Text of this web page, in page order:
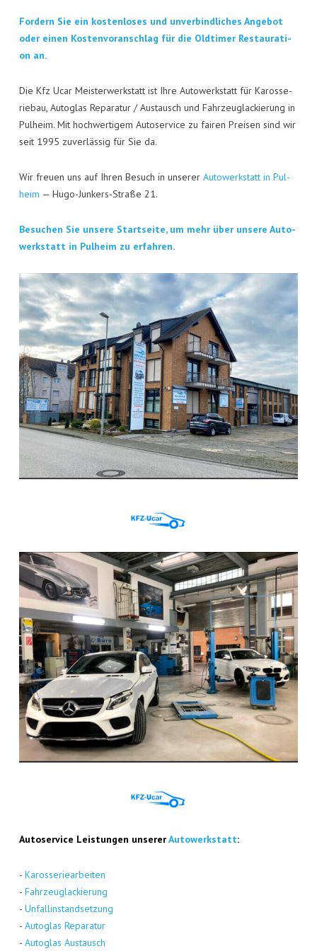
VISI­TEN­KAR­TE
For­dern Sie ein kos­ten­lo­ses und unver­bind­li­ches Ange­bot
oder einen Kos­ten­vor­anschlag für die Old­ti­mer Restau­ra­ti­
on an.
Die Kfz Ucar Meis­ter­werk­statt ist Ihre Auto­werk­statt für Karos­se­
rie­bau, Auto­glas Repa­ra­tur / Aus­tausch und Fahr­zeug­la­ckie­rung in
Pul­heim. Mit hoch­wer­ti­gem Auto­ser­vice zu fai­ren Prei­sen sind wir
seit 1995 zuver­läs­sig für Sie da.
Wir freu­en uns auf Ihren Besuch in unse­rer Auto­werk­statt in Pul­
heim — Hugo-Jun­kers-Stra­ße 21.
Besu­chen Sie unse­re Start­sei­te, um mehr über unse­re Auto­
werk­statt in Pul­heim zu erfahren.
Auto­ser­vice Leis­tun­gen unse­rerAuto­werk­statt:
- Karos­se­rie­ar­bei­ten
- Fahr­zeug­la­ckie­rung
- Unfall­in­stand­set­zung
- Auto­glas Repa­ra­tur
- Auto­glas Aus­tausch